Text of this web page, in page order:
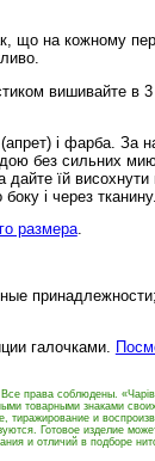
що на кожному
вишивайте в
і фарба. За
без сильних
їй висохнути
і через тканину.
размера.
галочками.
права соблюдены.
товарными знаками
и
Готовое изделие
и отличий в подборе